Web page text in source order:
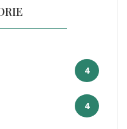
4
4